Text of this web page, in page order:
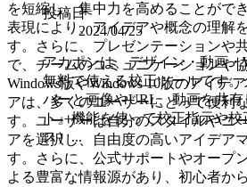
を短縮し、集中力を高めることがで
表現により、アイデアや概念の理解
す。さらに、プレゼンテーションや
で、チームのコミュニケーションや
Windows版やWindows 10版のアイデ
アは、多くのユーザーにとって便利
す。ユーザーは自分のスタイルやニ
アを選択し、自由度の高いアイデア
す。さらに、公式サポートやオープ
よる豊富な情報源があり、初心者か
投稿日
2024/04/25
アカポンは、デザイン・動画
無料で使える校正ツールです
バーと画像やURL、動画を共
ト』機能を使って校正指示や
ス）...